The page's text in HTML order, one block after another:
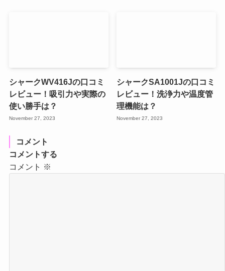
シャークWV416Jの口コミ
レビュー！吸引力や実際の
使い勝手は？
November 27, 2023
シャークSA1001Jの口コミ
レビュー！洗浄力や温度管
理機能は？
November 27, 2023
コメント
コメントする
コメント ※